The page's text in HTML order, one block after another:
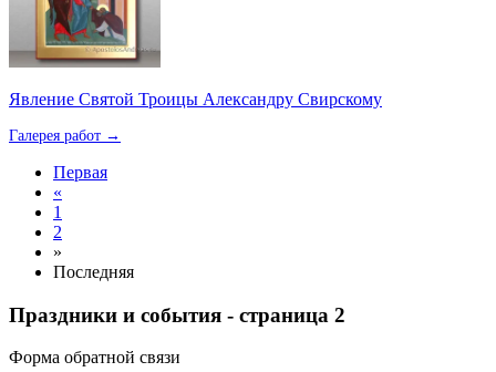
Явление Святой Троицы Александру Свирскому
Галерея работ →
Первая
«
1
2
»
Последняя
Праздники и события - страница 2
Форма обратной связи